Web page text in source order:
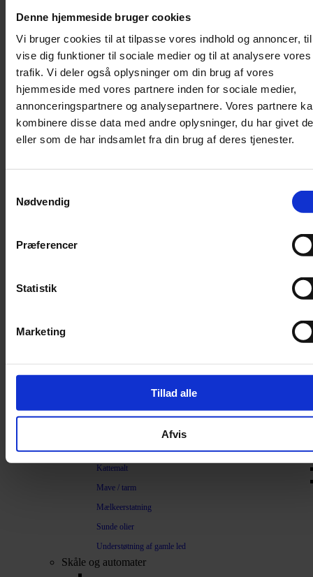
Denne hjemmeside bruger cookies
Vi bruger cookies til at tilpasse vores indhold og annoncer,
vise dig funktioner til sociale medier og til at analysere vores
trafik. Vi deler også oplysninger om din brug af vores
hjemmeside med vores partnere inden for sociale medier,
annonceringspartnere og analysepartnere. Vores partnere
kombinere disse data med andre oplysninger, du har givet
eller som de har indsamlet fra din brug af deres tjenester.
Nødvendig
Præferencer
Statistik
Marketing
Tillad alle
Afvis
Halsbånd med lys
Seler / Liner
Kattetegn
Kattetoilet
Kattetoilet
Selvrensende toilet
Sandmåtter
Beroligende
Kattegræs
Kattemalt
Mave / tarm
Mælkeerstatning
Sunde olier
Understøtning af gamle led
Skåle og automater